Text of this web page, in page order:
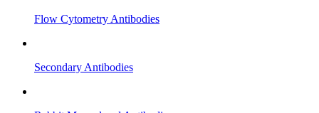
Flow Cytometry Antibodies
Secondary Antibodies